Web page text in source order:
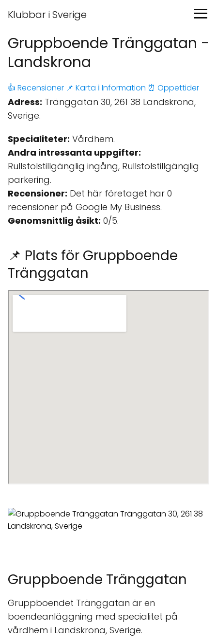
Klubbar i Sverige
Gruppboende Tränggatan -
Landskrona
👍 Recensioner 📌 Karta ℹ️ Information ⏰ Öppettider
Adress: Tränggatan 30, 261 38 Landskrona,
Sverige.
Specialiteter: Vårdhem.
Andra intressanta uppgifter:
Rullstolstillgänglig ingång, Rullstolstillgänglig
parkering.
Recensioner: Det här företaget har 0
recensioner på Google My Business.
Genomsnittlig åsikt: 0/5.
📌 Plats för Gruppboende
Tränggatan
Gruppboende Tränggatan
Gruppboendet Tränggatan är en
boendeanläggning med specialitet på
vårdhem i Landskrona, Sverige.